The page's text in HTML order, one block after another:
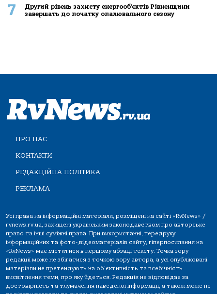
7
Другий рівень захисту енергооб’єктів Рівненщини
завершать до початку опалювального сезону
ПРО НАС
КОНТАКТИ
РЕДАКЦІЙНА ПОЛІТИКА
РЕКЛАМА
Усі права на інформаційні матеріали, розміщені на сайті «RvNews» /
rvnews.rv.ua, захищені українським законодавством про авторське
право та інші суміжні права. При використанні, передруку
інформаційних та фото-,відеоматеріалів сайту, гіперпосилання на
«RvNews» має міститися в першому абзаці тексту. Точка зору
редакції може не збігатися з точкою зору автора, а усі опубліковані
матеріали не претендують на об'єктивність та всебічність
висвітлення теми, про яку йдеться. Редакція не відповідає за
достовірність та тлумачення наведеної інформації, а також може не